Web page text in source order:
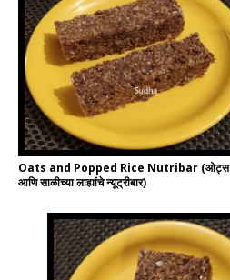
Oats and Popped Rice Nutribar (ओट्स
आणि साळीच्या लाह्यांचे न्यूट्रीबार)